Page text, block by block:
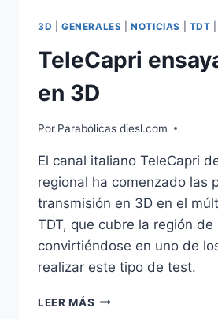
3D GENERALES |NOTICIAS TDT
TeleCapri
en 3D
Por Parabólicas diesl.com
El canal italiano TeleCapri
regional ha comenzado las
transmisión en 3D en el
TDT, que cubre la región de
convirtiéndose en uno de
realizar este tipo de test.
LEER MÁS TELECAPRI